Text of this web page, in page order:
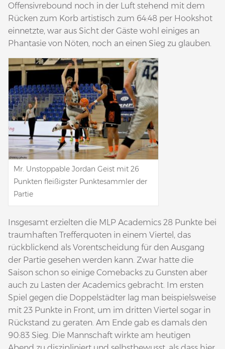
Offensivrebound noch in der Luft stehend mit dem
Rücken zum Korb artistisch zum 64:48 per Hookshot
einnetzte, war aus Sicht der Gäste wohl einiges an
Phantasie von Nöten, noch an einen Sieg zu glauben.
Mr. Unstoppable Jordan Geist mit 26
Punkten fleißigster Punktesammler der
Partie
Insgesamt erzielten die MLP Academics 28 Punkte bei
traumhaften Trefferquoten in einem Viertel, das
rückblickend als Vorentscheidung für den Ausgang
der Partie gesehen werden kann. Zwar hatte die
Saison schon so einige Comebacks zu Gunsten aber
auch zu Lasten der Academics gebracht. Im ersten
Spiel gegen die Doppelstädter lag man beispielsweise
mit 23 Punkte in Front, um im dritten Viertel sogar in
Rückstand zu geraten. Am Ende gab es damals den
90:83 Sieg. Die Mannschaft wirkte am heutigen